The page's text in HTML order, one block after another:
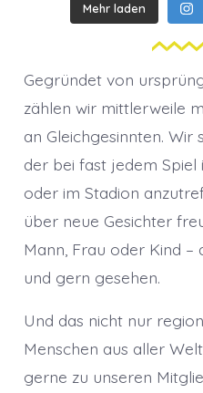
Mehr laden
Gegründet von
zählen wir mittlerweile
an Gleichgesinnten. Wir
der bei fast jedem Spiel
oder im Stadion
über neue Gesichter
Mann, Frau oder Kind
und gern gesehen.
Und das nicht nur
Menschen aus aller
gerne zu unseren